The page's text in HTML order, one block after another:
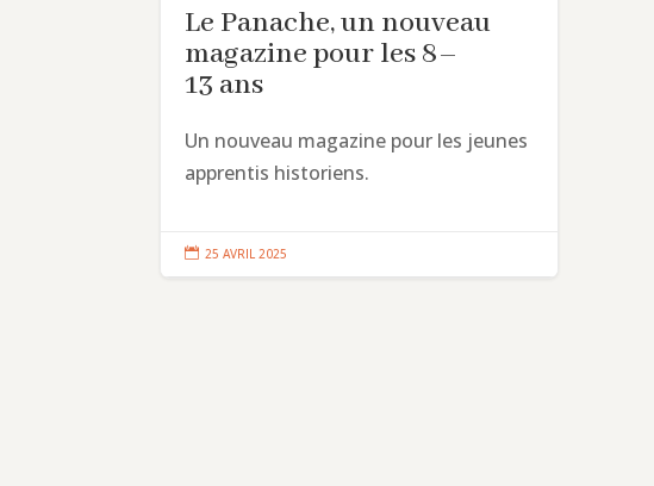
Le Panache, un nouveau
magazine pour les 8–
13 ans
Un nouveau magazine pour les jeunes
apprentis historiens.
 25 AVRIL 2025